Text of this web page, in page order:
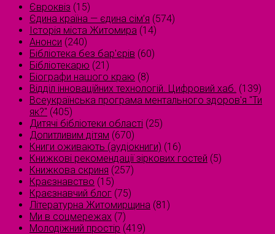
Євроквіз (15)
Єдина країна — єдина сім’я (574)
Історія міста Житомира (14)
Анонси (240)
Бібліотека без бар'єрів (60)
Бібліотекарю (21)
Біографи нашого краю (8)
Відділ інноваційних технологій. Цифровий хаб. (139)
Всеукраїнська програма ментального здоров'я "Ти
як?" (405)
Дитячі бібліотеки області (25)
Допитливим дітям (670)
Книги оживають (аудіокниги) (16)
Книжкові рекомендації зіркових гостей (5)
Книжкова скриня (257)
Краєзнавство (15)
Краєзнавчий блог (75)
Літературна Житомирщина (81)
Ми в соцмережах (7)
Молодіжний простір (419)